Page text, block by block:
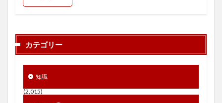
カテゴリー
知識
(2,015)